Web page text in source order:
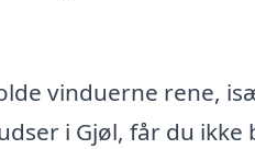
vinduerne rene,
i Gjøl, får du